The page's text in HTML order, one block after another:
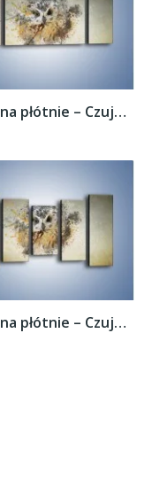
Obraz na płótnie – Czujne spojrzenie sowy...
Obraz na płótnie – Czujne spojrzenie sowy...